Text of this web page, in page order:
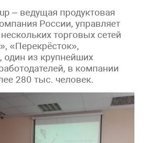
– ведущая продуктовая
России, управляет
торговых сетей
«Перекрёсток»,
один из крупнейших
в компании
280 тыс. человек.